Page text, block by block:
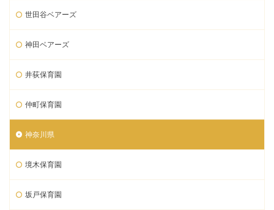
世田谷ベアーズ
神田ベアーズ
井荻保育園
仲町保育園
神奈川県
境木保育園
坂戸保育園